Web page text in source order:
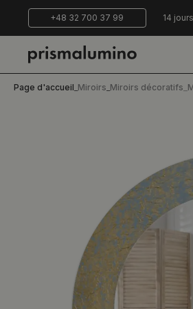
+48 32 700 37 99 14
Page d'accueil Miroirs Miroirs décoratifs